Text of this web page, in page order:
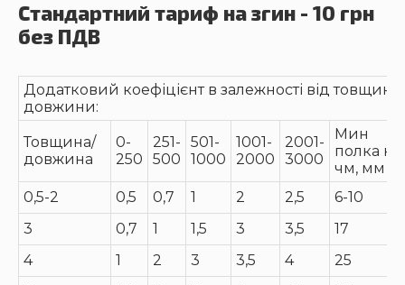
Стандартний тариф на згин - 10 грн
без ПДВ
Додатковий коефіцієнт в залежності від товщини
довжини:
Товщина/
довжина
0-
250
251-
500
501-
1000
1001-
2000
2001-
3000
Мин
полка на
чм, мм
0,5-2
0,5 0,7 1 2 2,5
6-10
3
0,7 1 1,5 3 3,5
17
4
1 2 3 3,5 4
25